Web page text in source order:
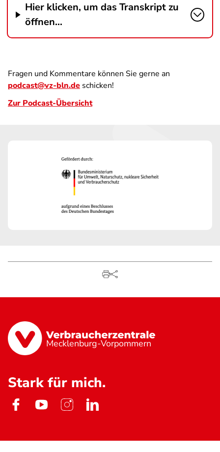
Hier klicken, um das Transkript zu
öffnen...
Fragen und Kommentare können Sie gerne an
podcast@vz-bln.de schicken!
Zur Podcast-Übersicht
Mecklenburg-Vorpommern
Stark für mich.